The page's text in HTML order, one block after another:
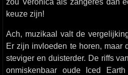
keuze zijn!
Ach, muzikaal valt de
Er zijn invloeden te horen, maar
steviger en duisterder. De riffs
onmiskenbaar oude Iced